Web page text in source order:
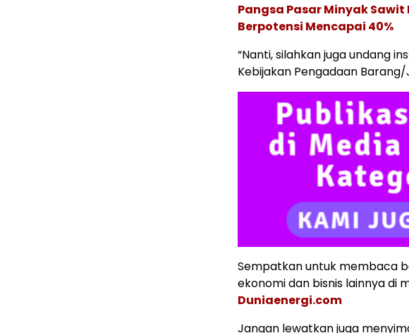
Pangsa Pasar Minyak
Berpotensi Mencapai 40%
“Nanti, silahkan juga undang
Kebijakan Pengadaan
Sempatkan untuk membaca
ekonomi dan bisnis lainnya di
Duniaenergi.com
Jangan lewatkan juga